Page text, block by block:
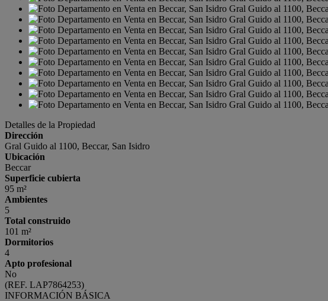
Detalles de la Propiedad
Dirección
Gral Guido al 1100, Beccar, San Isidro
Ubicación
Beccar
Superficie cubierta
95 m²
Ambientes
5
Total construido
101 m²
Dormitorios
4
Apto profesional
No
(REF. LAP7864253)
INFORMACIÓN BÁSICA